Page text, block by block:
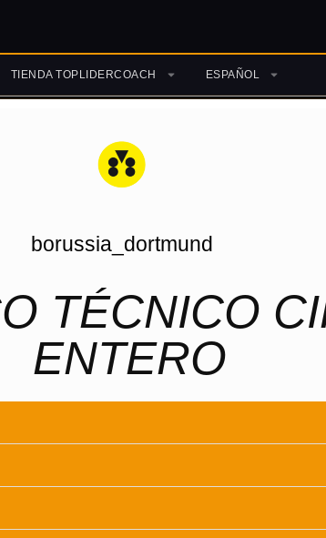
TIENDA TOPLIDERCOACH ESPAÑOL
borussia_dortmund
TÉCNICO
ENTERO